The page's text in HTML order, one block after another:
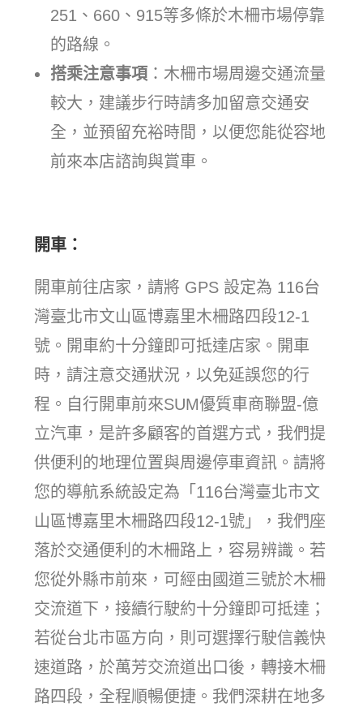
251、660、915等多條於木柵市場停靠
的路線。
搭乘注意事項 ：木柵市場周邊交通流量
較大，建議步行時請多加留意交通安
全，並預留充裕時間，以便您能從容地
前來本店諮詢與賞車。
開車：
開車前往店家，請將 GPS 設定為 116台
灣臺北市文山區博嘉里木柵路四段12-1
號。開車約十分鐘即可抵達店家。開車
時，請注意交通狀況，以免延誤您的行
程。自行開車前來SUM優質車商聯盟-億
立汽車，是許多顧客的首選方式，我們提
供便利的地理位置與周邊停車資訊。請將
您的導航系統設定為「116台灣臺北市文
山區博嘉里木柵路四段12-1號」，我們座
落於交通便利的木柵路上，容易辨識。若
您從外縣市前來，可經由國道三號於木柵
交流道下，接續行駛約十分鐘即可抵達；
若從台北市區方向，則可選擇行駛信義快
速道路，於萬芳交流道出口後，轉接木柵
路四段，全程順暢便捷。我們深耕在地多